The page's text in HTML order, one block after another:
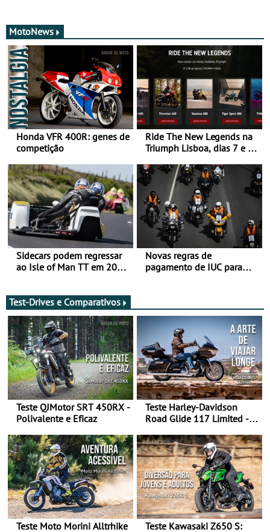
MotoNews
Honda VFR 400R: genes de
competição
Ride The New Legends na
Triumph Lisboa, dias 7 e 8
Sidecars podem regressar
ao Isle of Man TT em 2027
Novas regras de
pagamento de IUC para
Test-Drives e Comparativos
Teste QJMotor SRT 450RX -
Polivalente e Eficaz
Teste Harley-Davidson
Road Glide 117 Limited - A
Teste Moto Morini Alltrhike
Teste Kawasaki Z650 S: